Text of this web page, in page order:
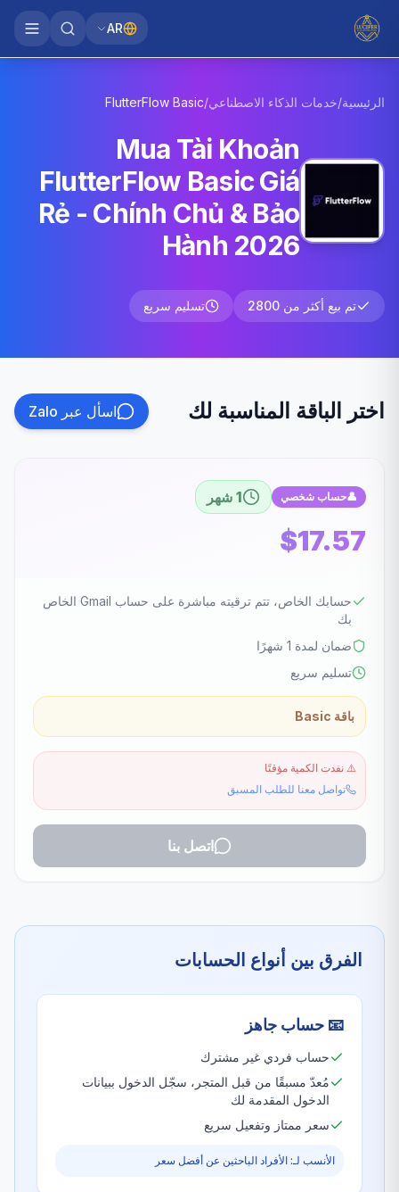
AR
الرئيسية/خدمات الذكاء الاصطناعي/
FlutterFlow Basic
Mua Tài Khoản
FlutterFlow Basic Giá
Rẻ - Chính Chủ & Bảo
Hành 2026
تم بيع أكثر من 2800 تسليم سريع
اختر الباقة المناسبة لك اسأل عبر Zalo
👤حساب شخصي 1 شهر
$17.57
حسابك الخاص، تتم ترقيته مباشرة على حساب Gmail الخاص
بك
ضمان لمدة 1 شهرًا
تسليم سريع
باقة Basic
⚠️ نفدت الكمية مؤقتًا
تواصل معنا للطلب المسبق
اتصل بنا
الفرق بين أنواع الحسابات
📧 حساب جاهز
حساب فردي غير مشترك
مُعدّ مسبقًا من قبل المتجر، سجّل الدخول ببيانات
الدخول المقدمة لك
سعر ممتاز وتفعيل سريع
الأنسب لـ: الأفراد الباحثين عن أفضل سعر